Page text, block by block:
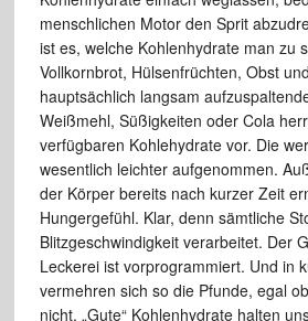
menschlichen Motor den Sprit
ist es, welche Kohlenhydrate man zu
Vollkornbrot, Hülsenfrüchten, Obst
hauptsächlich langsam
Weißmehl, Süßigkeiten oder Cola
verfügbaren Kohlehydrate vor. Die
wesentlich leichter aufgenommen.
der Körper bereits nach kurzer Zeit
Hungergefühl. Klar, denn sämtliche
Blitzgeschwindigkeit verarbeitet. Der
Leckerei ist vorprogrammiert. Und in
vermehren sich so die Pfunde, egal
nicht. „Gute“ Kohlenhydrate halten